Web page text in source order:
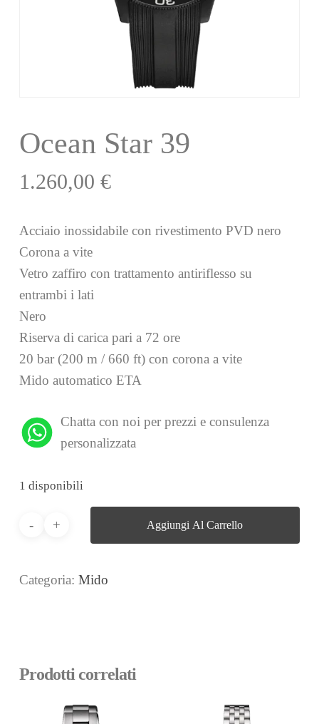
Ocean Star 39
1.260,00 €
Acciaio inossidabile con rivestimento PVD nero
Corona a vite
Vetro zaffiro con trattamento antiriflesso su
entrambi i lati
Nero
Riserva di carica pari a 72 ore
20 bar (200 m / 660 ft) con corona a vite
Mido automatico ETA
Chatta con noi per prezzi e consulenza
personalizzata
1 disponibili
Aggiungi Al Carrello
Categoria: Mido
Prodotti correlati